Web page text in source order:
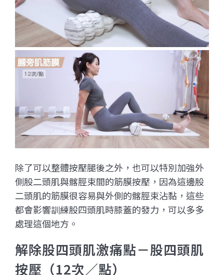
除了可以整體按壓腿後之外，也可以特別加強外
側股二頭肌與髂脛束間的筋膜按壓， 因為這邊股
二頭肌的筋膜很容易與外側的髂脛束沾黏，這些
都會影響訓練股四頭肌時膝蓋的發力，可以多多
處理這個地方。
解除股四頭肌激痛點－股四頭肌
按壓（12次／點）